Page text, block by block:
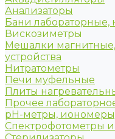
Анализаторы
Бани лабораторные,
Вискозиметры
Мешалки
устройства
Нитратометры
Печи муфельные
Плиты
Прочее
рН-метры,
Спектрофотометры